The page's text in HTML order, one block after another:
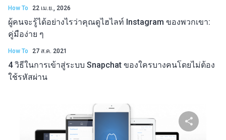
How To 22 เม.ย., 2026
ผู้คนจะรู้ได้อย่างไรว่าคุณดูไฮไลท์ Instagram ของพวกเขา:
คู่มือง่าย ๆ
How To 27 ส.ค. 2021
4 วิธีในการเข้าสู่ระบบ Snapchat ของใครบางคนโดยไม่ต้อง
ใช้รหัสผ่าน